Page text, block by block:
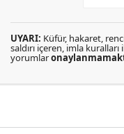
UYARI: Küfür, hakaret,
saldırı içeren, imla
yorumlar